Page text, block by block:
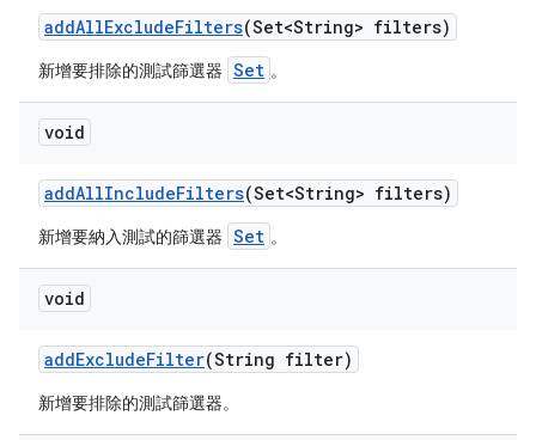
addAllExcludeFilters(Set<String> filters)
新增要排除的測試篩選器 Set 。
void
addAllIncludeFilters(Set<String> filters)
新增要納入測試的篩選器 Set 。
void
addExcludeFilter(String filter)
新增要排除的測試篩選器。